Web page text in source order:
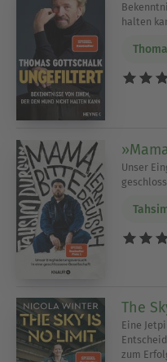
halten
Unser
The
Eine
zum